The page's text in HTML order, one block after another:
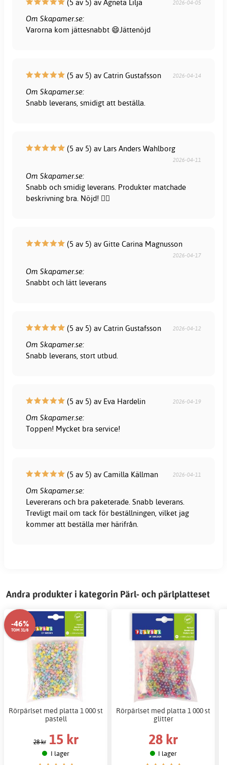
(5 av 5) av Agneta Lilja 2026-04-05
Om Skapamer.se:
Varorna kom jättesnabbt 😄Jättenöjd
(5 av 5) av Catrin Gustafsson 2026-04-14
Om Skapamer.se:
Snabb leverans, smidigt att beställa.
(5 av 5) av Lars Anders Wahlborg
2026-04-11
Om Skapamer.se:
Snabb och smidig leverans. Produkter matchade
beskrivning bra. Nöjd! 👍🏻
(5 av 5) av Gitte Carina Magnusson
2026-04-17
Om Skapamer.se:
Snabbt och lätt leverans
(5 av 5) av Catrin Gustafsson 2026-04-12
Om Skapamer.se:
Snabb leverans, stort utbud.
(5 av 5) av Eva Hardelin 2026-04-19
Om Skapamer.se:
Toppen! Mycket bra service!
(5 av 5) av Camilla Källman 2026-04-11
Om Skapamer.se:
Levererans och bra paketerade. Snabb leverans.
Trevligt mail om tack för beställningen, vilket jag
kommer att beställa mer härifrån.
Andra produkter i kategorin Pärl- och pärlplatteset
-46%
TOM 31/8
Rörpärlset med platta 1 000 st
pastell
28 kr 15 kr
I lager
Rörpärlset med platta 1 000 st
glitter
28 kr
I lager